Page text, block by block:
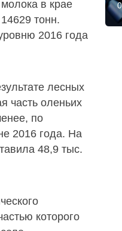
в крае
тонн.
2016 года
лесных
часть оленьих
по
2016 года. На
48,9 тыс.
которого